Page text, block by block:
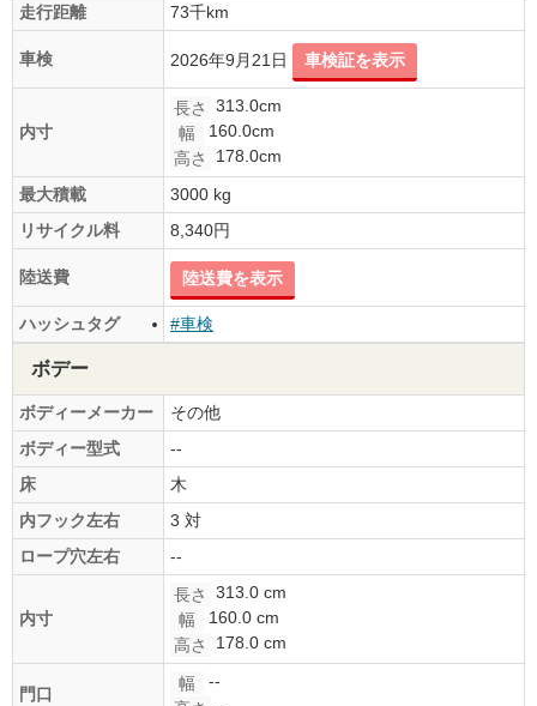
走行距離
73千km
車検 2026年9月21日 車検証を表示
内寸
長さ
313.0cm
幅
160.0cm
高さ
178.0cm
最大積載
3000 kg
リサイクル料
8,340円
陸送費 陸送費を表示
ハッシュタグ #車検
ボデー
ボディーメーカー
その他
ボディー型式
--
床
木
内フック左右
3 対
ロープ穴左右
--
内寸
長さ
313.0 cm
幅
160.0 cm
高さ
178.0 cm
門口
幅
--